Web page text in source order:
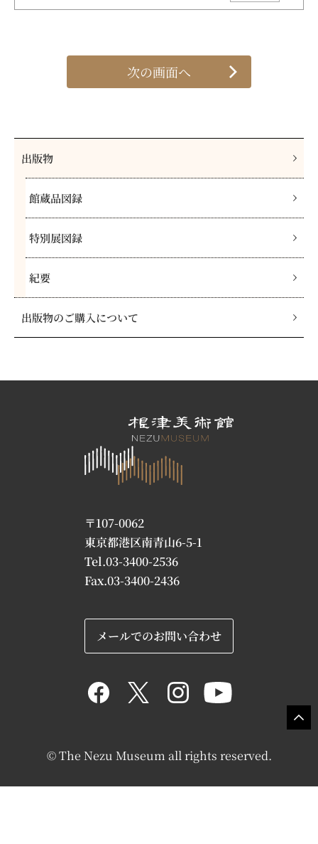
出版物
館蔵品図録
特別展図録
紀要
出版物のご購入について
〒107-0062
東京都港区南青山6-5-1
Tel.03-3400-2536
Fax.03-3400-2436
メールでのお問い合わせ
© The Nezu Museum all rights reserved.